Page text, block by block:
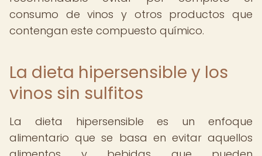
consumo de vinos y otros productos que
contengan este compuesto químico.
La dieta hipersensible y los
vinos sin sulfitos
La dieta hipersensible es un enfoque
alimentario que se basa en evitar aquellos